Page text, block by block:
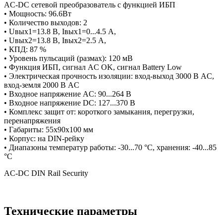
AC-DC сетевой преобразователь с функцией ИБП
• Мощность: 96.6Вт
• Количество выходов: 2
• Uвых1=13.8 В, Iвых1=0...4.5 А,
• Uвых2=13.8 В, Iвых2=2.5 А,
• КПД: 87 %
• Уровень пульсаций (размах): 120 мВ
• Функция ИБП, сигнал AC OK, сигнал Battery Low
• Электрическая прочность изоляции: вход-выход 3000 В AC,
вход-земля 2000 В AC
• Входное напряжение AC: 90...264 В
• Входное напряжение DC: 127...370 В
• Комплекс защит от: короткого замыкания, перегрузки,
перенапряжения
• Габариты: 55х90х100 мм
• Корпус: на DIN-рейку
• Диапазоны температур работы: -30...70 °C, хранения: -40...85
°C
AC-DC DIN Rail Security
Технические параметры